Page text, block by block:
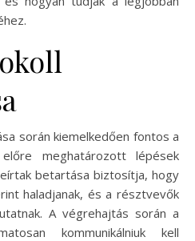
során kiemelkedően fontos a
meghatározott lépések
betartása biztosítja, hogy
haladjanak, és a résztvevők
A végrehajtás során a
kommunikálniuk kell